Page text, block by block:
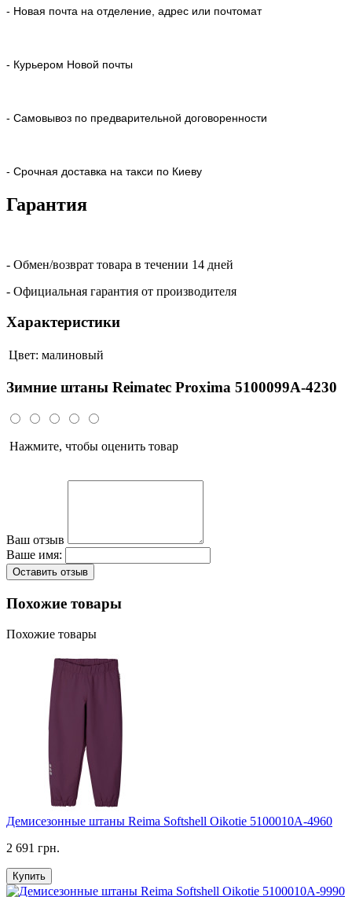
- Новая почта на отделение, адрес или почтомат
- Курьером Новой почты
- Самовывоз по предварительной договоренности
- Срочная доставка на такси по Киеву
Гарантия
- Обмен/возврат товара в течении 14 дней
- Официальная гарантия от производителя
Характеристики
Цвет: малиновый
Зимние штаны Reimatec Proxima 5100099A-4230
Нажмите, чтобы оценить товар
Ваш отзыв
Ваше имя:
Оставить отзыв
Похожие товары
Похожие товары
Демисезонные штаны Reima Softshell Oikotie 5100010A-4960
2 691 грн.
Купить